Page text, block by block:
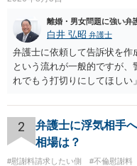
離婚・男女問題に強い弁
白井 弘昭 弁護士
弁護士に依頼して告訴状を作
という流れが一般的ですが
れでもう打切りにしてほし
検察庁に訴えるのもありか
は、結局所轄だと思われま
ないです。 一度、最寄りの
談してみてはいかがでしょう
2
弁護士に浮気相手
相場は？
#慰謝料請求したい側 #不倫慰謝料